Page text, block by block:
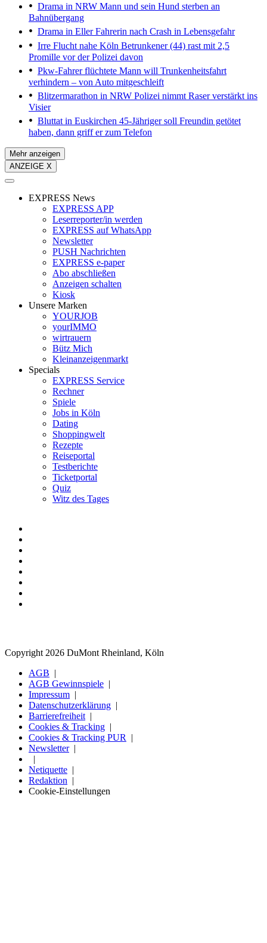
Drama in NRW Mann und sein Hund sterben an
Bahnübergang
Drama in EllerFahrerin nach Crash in Lebensgefahr
Irre Flucht nahe Köln Betrunkener (44) rast mit 2,5
Promille vor der Polizei davon
Pkw-Fahrer flüchtete Mann will Trunkenheitsfahrt
verhindern – von Auto mitgeschleift
Blitzermarathon in NRW Polizei nimmt Raser verstärkt ins
Visier
Bluttat in Euskirchen 45-Jähriger soll Freundin getötet
haben, dann griff er zum Telefon
Mehr anzeigen
ANZEIGE X
EXPRESS News
EXPRESS APP
Leserreporter/in werden
EXPRESS auf WhatsApp
Newsletter
PUSH Nachrichten
EXPRESS e-paper
Abo abschließen
Anzeigen schalten
Kiosk
Unsere Marken
YOURJOB
yourIMMO
wirtrauern
Bütz Mich
Kleinanzeigenmarkt
Specials
EXPRESS Service
Rechner
Spiele
Jobs in Köln
Dating
Shoppingwelt
Rezepte
Reiseportal
Testberichte
Ticketportal
Quiz
Witz des Tages
Copyright 2026 DuMont Rheinland, Köln
AGB
AGB Gewinnspiele
Impressum
Datenschutzerklärung
Barrierefreiheit
Cookies & Tracking
Cookies & Tracking PUR
Newsletter
Netiquette
Redaktion
Cookie-Einstellungen